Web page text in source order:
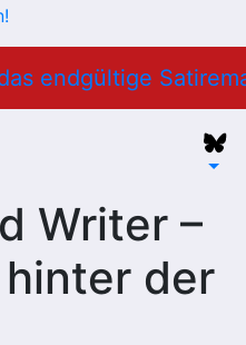
Writer –
der